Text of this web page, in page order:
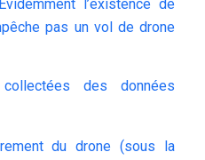
l’existence de
pas un vol de drone
des données
du drone (sous la